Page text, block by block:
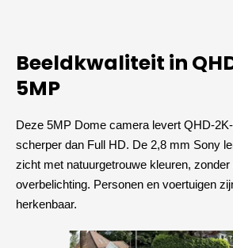
Beeldkwaliteit in
5MP
Deze 5MP Dome camera levert QHD-
scherper dan Full HD. De 2,8 mm Sony
zicht met natuurgetrouwe kleuren, zonder
overbelichting. Personen en voertuigen
herkenbaar.